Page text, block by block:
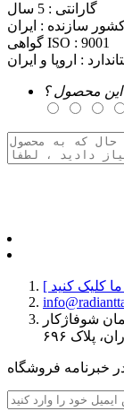
گارانتی : 5 سال
سازنده : ایران
گواهی ISO : 9001
: اروپا و ایران
این محصول ؟
شوفاژکار
پلاک ۶۹۶
خبرنامه فروشگاه